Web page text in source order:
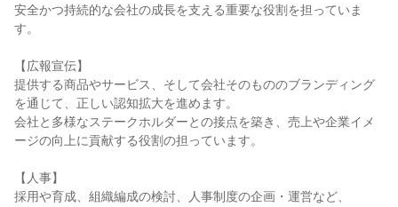
安全かつ持続的な会社の成長を支える重要な役割を担っていま
す。
【広報宣伝】
提供する商品やサービス、そして会社そのもののブランディング
を通じて、正しい認知拡大を進めます。
会社と多様なステークホルダーとの接点を築き、売上や企業イメ
ージの向上に貢献する役割の担っています。
【人事】
採用や育成、組織編成の検討、人事制度の企画・運営など、